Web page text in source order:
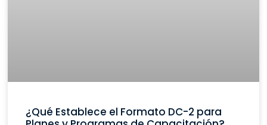
¿Qué Establece el Formato DC-2 para